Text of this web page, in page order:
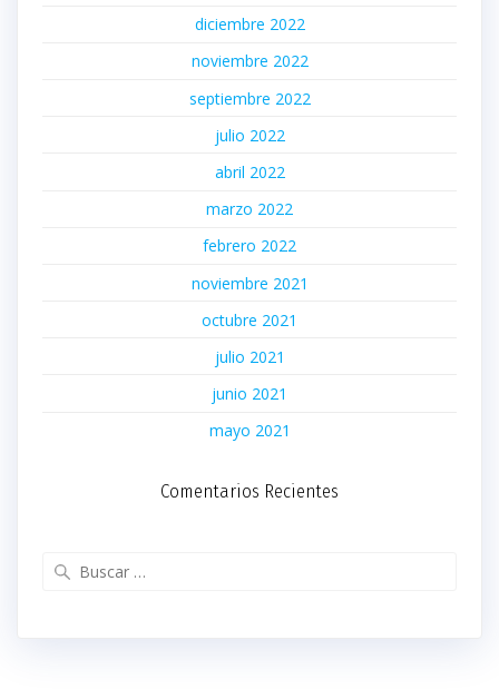
diciembre 2022
noviembre 2022
septiembre 2022
julio 2022
abril 2022
marzo 2022
febrero 2022
noviembre 2021
octubre 2021
julio 2021
junio 2021
mayo 2021
Comentarios Recientes